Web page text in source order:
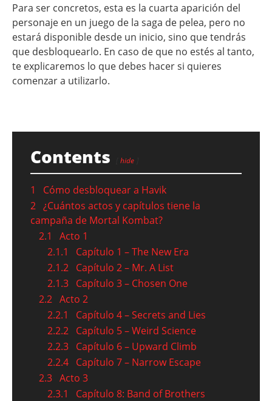
Para ser concretos, esta es la cuarta aparición del
personaje en un juego de la saga de pelea, pero no
estará disponible desde un inicio, sino que tendrás
que desbloquearlo. En caso de que no estés al tanto,
te explicaremos lo que debes hacer si quieres
comenzar a utilizarlo.
Contents hide
1
Cómo desbloquear a Havik
2 ¿Cuántos actos y capítulos tiene la
campaña de Mortal Kombat?
2.1
Acto 1
2.1.1
Capítulo 1 – The New Era
2.1.2 Capítulo 2 – Mr. A List
2.1.3 Capítulo 3 – Chosen One
2.2 Acto 2
2.2.1
Capítulo 4 – Secrets and Lies
2.2.2 Capítulo 5 – Weird Science
2.2.3 Capítulo 6 – Upward Climb
2.2.4 Capítulo 7 – Narrow Escape
2.3 Acto 3
2.3.1
Capítulo 8: Band of Brothers